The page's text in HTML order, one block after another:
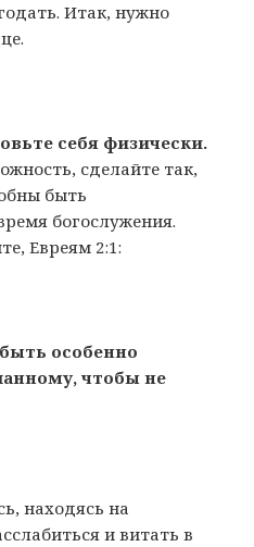
Итак, нужно
себя физически.
сделайте так,
быть
богослужения.
Евреям 2:1:
особенно
чтобы не
находясь на
и витать в